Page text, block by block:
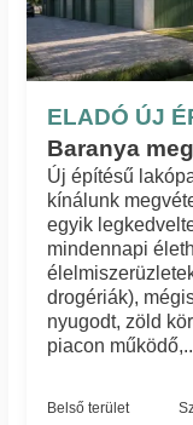
ELADÓ ÚJ
Baranya
Új építésű
kínálunk
egyik
mindennapi
drogériák),
nyugodt, zöld
piacon
Belső terület